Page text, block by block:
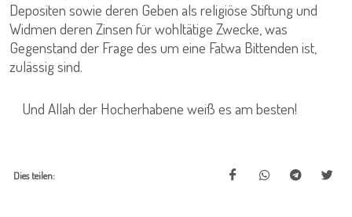
Depositen sowie deren Geben als religiöse Stiftung und
Widmen deren Zinsen für wohltätige Zwecke, was
Gegenstand der Frage des um eine Fatwa Bittenden ist,
zulässig sind.
Und Allah der Hocherhabene weiß es am besten!
Dies teilen: